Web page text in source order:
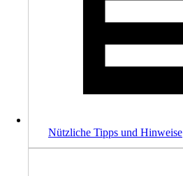
Nützliche Tipps und Hinweise